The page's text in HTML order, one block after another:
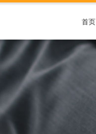
首页